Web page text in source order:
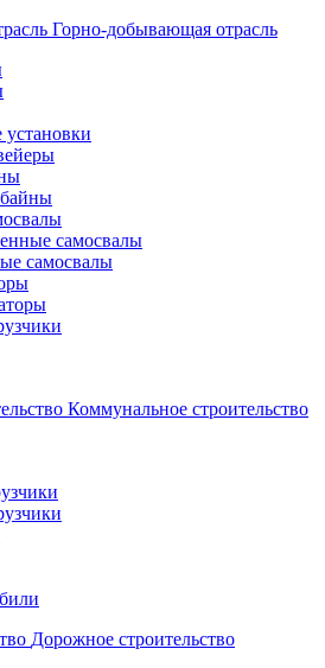
Горно-добывающая отрасль
самосвалы
самосвалы
Коммунальное строительство
Дорожное строительство